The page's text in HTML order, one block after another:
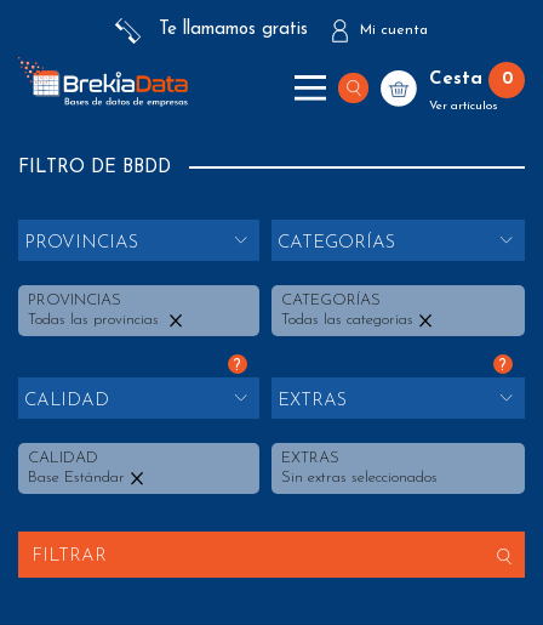
Te llamamos gratis Mi cuenta
Cesta 0
Ver artículos
FILTRO DE BBDD
PROVINCIAS
PROVINCIAS
Todas las provincias
CATEGORÍAS
CATEGORÍAS
Todas las categorías
?
CALIDAD
CALIDAD
Base Estándar
?
EXTRAS
EXTRAS
Sin extras seleccionados
FILTRAR